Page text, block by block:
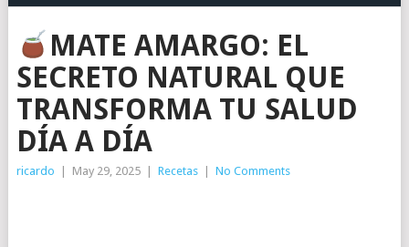
MATE AMARGO: EL
SECRETO NATURAL QUE
TRANSFORMA TU SALUD
DÍA A DÍA
ricardo May 29, 2025 Recetas No Comments